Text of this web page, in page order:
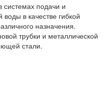
системах подачи и
в качестве гибкой
назначения.
трубки и металлической
стали.